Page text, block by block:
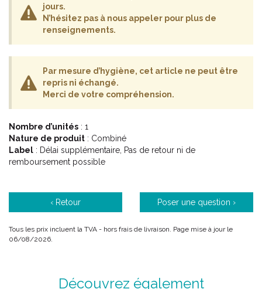
jours.
N’hésitez pas à nous appeler pour plus de
renseignements.
Par mesure d’hygiène, cet article ne peut être
repris ni échangé.
Merci de votre compréhension.
Nombre d’unités : 1
Nature de produit : Combiné
Label : Délai supplémentaire, Pas de retour ni de
remboursement possible
‹ Retour Poser une question ›
Tous les prix incluent la TVA - hors frais de livraison. Page mise à jour le
06/08/2026.
Découvrez également